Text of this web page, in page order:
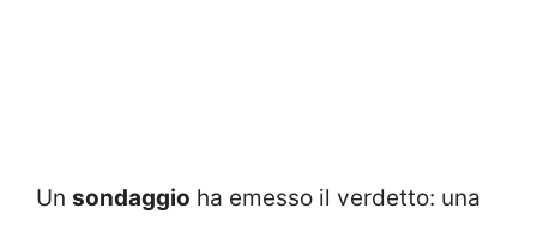
Un sondaggio ha emesso il verdetto: una